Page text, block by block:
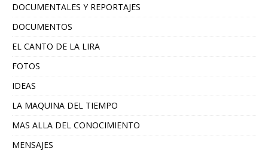
DOCUMENTALES Y REPORTAJES
DOCUMENTOS
EL CANTO DE LA LIRA
FOTOS
IDEAS
LA MAQUINA DEL TIEMPO
MAS ALLA DEL CONOCIMIENTO
MENSAJES